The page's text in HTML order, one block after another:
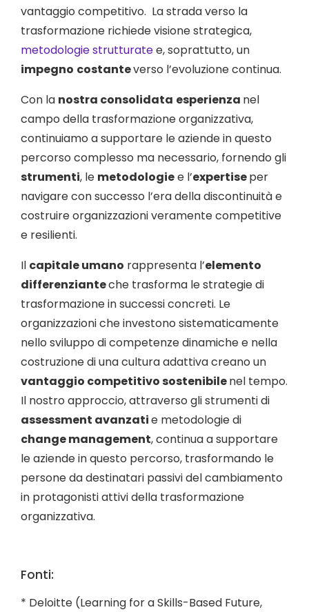
vantaggio competitivo. La strada verso la
trasformazione richiede visione strategica,
metodologie strutturatee, soprattutto, un
impegno costanteverso l’evoluzione continua.
Con la nostra consolidata esperienza nel
campo della trasformazione organizzativa,
continuiamo a supportare le aziende in questo
percorso complesso ma necessario, fornendo gli
strumenti, le metodologiee l’expertiseper
navigare con successo l’era della discontinuità e
costruire organizzazioni veramente competitive
e resilienti.
Il capitale umano rappresenta l’elemento
differenzianteche trasforma le strategie di
trasformazione in successi concreti. Le
organizzazioni che investono sistematicamente
nello sviluppo di competenze dinamiche e nella
costruzione di una cultura adattiva creano un
vantaggio competitivo sostenibilenel tempo.
Il nostro approccio, attraverso gli strumenti di
assessment avanzatie metodologie di
change management, continua a supportare
le aziende in questo percorso, trasformando le
persone da destinatari passivi del cambiamento
in protagonisti attivi della trasformazione
organizzativa.
Fonti:
* Deloitte (Learning for a Skills-Based Future,